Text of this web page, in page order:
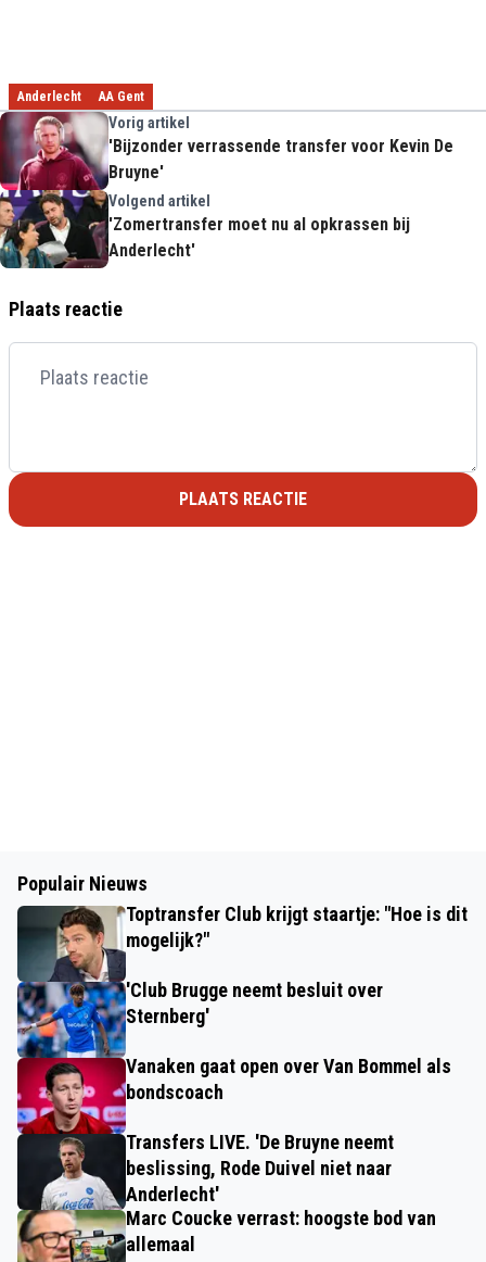
Anderlecht AA Gent
Vorig artikel
'Bijzonder verrassende transfer voor Kevin De
Bruyne'
Volgend artikel
'Zomertransfer moet nu al opkrassen bij
Anderlecht'
Plaats reactie
PLAATS REACTIE
Populair Nieuws
Toptransfer Club krijgt staartje: "Hoe is dit
mogelijk?"
'Club Brugge neemt besluit over
Sternberg'
Vanaken gaat open over Van Bommel als
bondscoach
Transfers LIVE. 'De Bruyne neemt
beslissing, Rode Duivel niet naar
Anderlecht'
Marc Coucke verrast: hoogste bod van
allemaal